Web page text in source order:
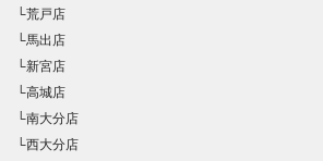
└荒戸店
└馬出店
└新宮店
└高城店
└南大分店
└西大分店